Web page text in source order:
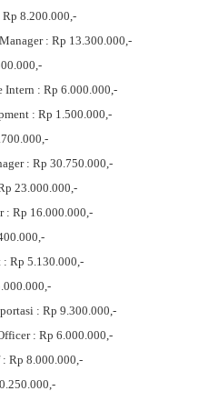
8.200.000,-
: Rp 13.300.000,-
Intern : Rp 6.000.000,-
: Rp 1.500.000,-
: Rp 30.750.000,-
23.000.000,-
: Rp 16.000.000,-
: Rp 5.130.000,-
: Rp 9.300.000,-
: Rp 6.000.000,-
Rp 8.000.000,-